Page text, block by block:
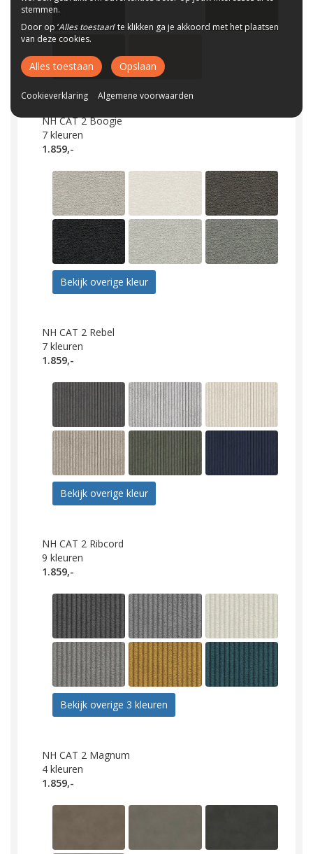
NH CAT 2 Boogie
7 kleuren
1.859,-
Bekijk overige kleur
NH CAT 2 Rebel
7 kleuren
1.859,-
Bekijk overige kleur
NH CAT 2 Ribcord
9 kleuren
1.859,-
Bekijk overige 3 kleuren
NH CAT 2 Magnum
4 kleuren
1.859,-
stemmen.
Door op ‘Alles toestaan’ te klikken ga je akkoord met het plaatsen
van deze cookies.
Alles toestaan Opslaan
Cookieverklaring Algemene voorwaarden